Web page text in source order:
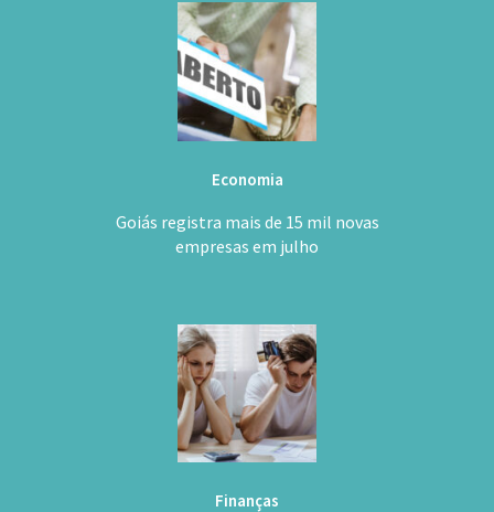
Economia
Goiás registra mais de 15 mil novas
empresas em julho
Finanças